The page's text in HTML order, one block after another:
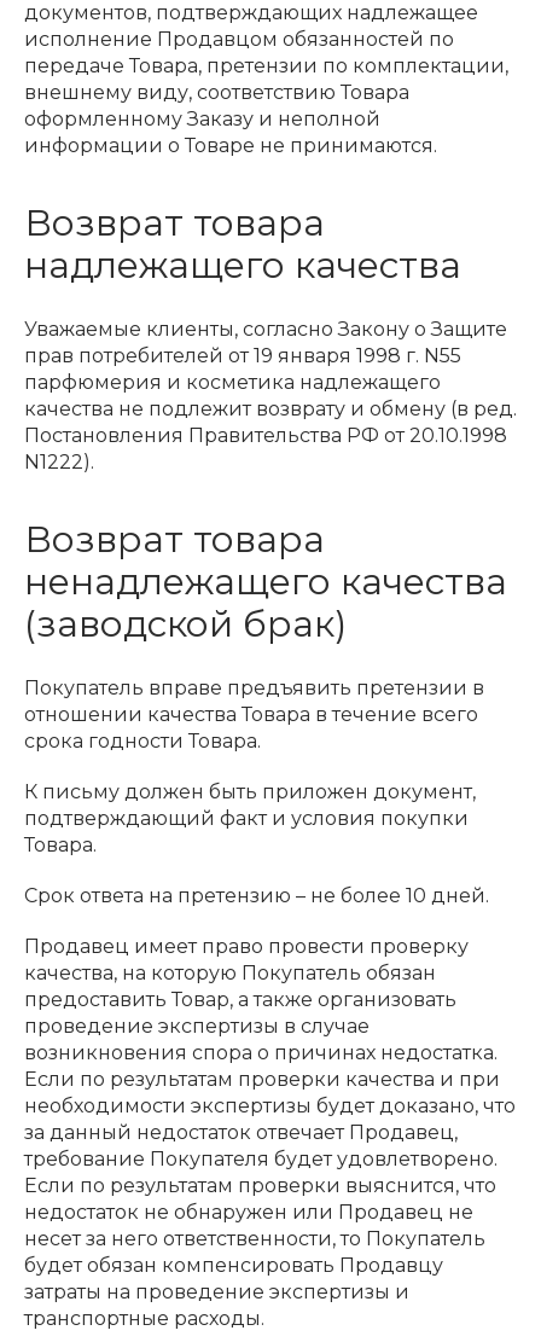
документов, подтверждающих надлежащее
исполнение Продавцом обязанностей по
передаче Товара, претензии по комплектации,
внешнему виду, соответствию Товара
оформленному Заказу и неполной
информации о Товаре не принимаются.
Возврат товара
надлежащего качества
Уважаемые клиенты, согласно Закону о Защите
прав потребителей от 19 января 1998 г. N55
парфюмерия и косметика надлежащего
качества не подлежит возврату и обмену (в ред.
Постановления Правительства РФ от 20.10.1998
N1222).
Возврат товара
ненадлежащего качества
(заводской брак)
Покупатель вправе предъявить претензии в
отношении качества Товара в течение всего
срока годности Товара.
К письму должен быть приложен документ,
подтверждающий факт и условия покупки
Товара.
Срок ответа на претензию – не более 10 дней.
Продавец имеет право провести проверку
качества, на которую Покупатель обязан
предоставить Товар, а также организовать
проведение экспертизы в случае
возникновения спора о причинах недостатка.
Если по результатам проверки качества и при
необходимости экспертизы будет доказано, что
за данный недостаток отвечает Продавец,
требование Покупателя будет удовлетворено.
Если по результатам проверки выяснится, что
недостаток не обнаружен или Продавец не
несет за него ответственности, то Покупатель
будет обязан компенсировать Продавцу
затраты на проведение экспертизы и
транспортные расходы.